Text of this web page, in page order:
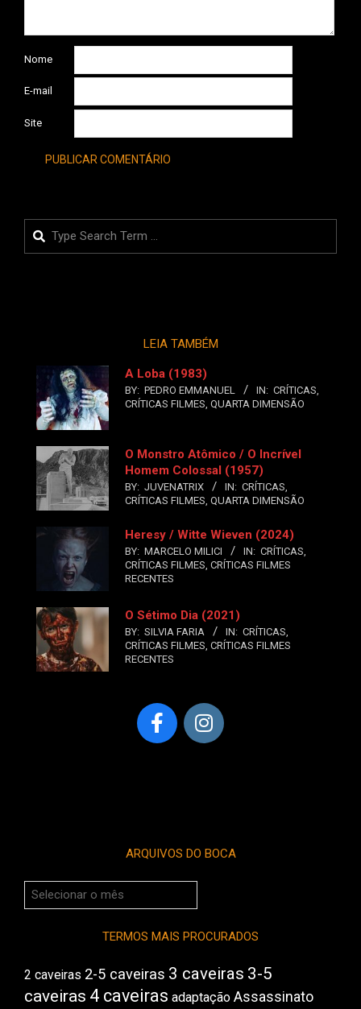
Nome
E-mail
Site
Search
LEIA TAMBÉM
A Loba (1983)
BY: PEDRO EMMANUEL IN: CRÍTICAS,
CRÍTICAS FILMES, QUARTA DIMENSÃO
O Monstro Atômico / O Incrível
Homem Colossal (1957)
BY: JUVENATRIX IN: CRÍTICAS,
CRÍTICAS FILMES, QUARTA DIMENSÃO
Heresy / Witte Wieven (2024)
BY: MARCELO MILICI IN: CRÍTICAS,
CRÍTICAS FILMES, CRÍTICAS FILMES
RECENTES
O Sétimo Dia (2021)
BY: SILVIA FARIA IN: CRÍTICAS,
CRÍTICAS FILMES, CRÍTICAS FILMES
RECENTES
ARQUIVOS DO BOCA
Arquivos
do
TERMOS MAIS PROCURADOS
2 caveiras 2-5 caveiras 3 caveiras 3-5
caveiras 4 caveiras adaptação Assassinato